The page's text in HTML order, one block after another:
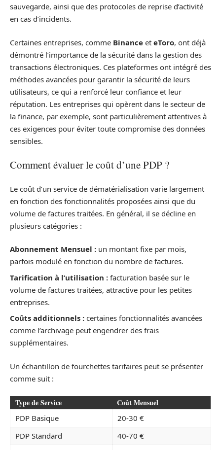
sauvegarde, ainsi que des protocoles de reprise d’activité
en cas d’incidents.
Certaines entreprises, comme Binance et eToro, ont déjà
démontré l’importance de la sécurité dans la gestion des
transactions électroniques. Ces plateformes ont intégré des
méthodes avancées pour garantir la sécurité de leurs
utilisateurs, ce qui a renforcé leur confiance et leur
réputation. Les entreprises qui opèrent dans le secteur de
la finance, par exemple, sont particulièrement attentives à
ces exigences pour éviter toute compromise des données
sensibles.
Comment évaluer le coût d’une PDP ?
Le coût d’un service de dématérialisation varie largement
en fonction des fonctionnalités proposées ainsi que du
volume de factures traitées. En général, il se décline en
plusieurs catégories :
Abonnement Mensuel : un montant fixe par mois,
parfois modulé en fonction du nombre de factures.
Tarification à l’utilisation : facturation basée sur le
volume de factures traitées, attractive pour les petites
entreprises.
Coûts additionnels : certaines fonctionnalités avancées
comme l’archivage peut engendrer des frais
supplémentaires.
Un échantillon de fourchettes tarifaires peut se présenter
comme suit :
Type de Service Coût Mensuel
PDP Basique
20-30 €
PDP Standard
40-70 €